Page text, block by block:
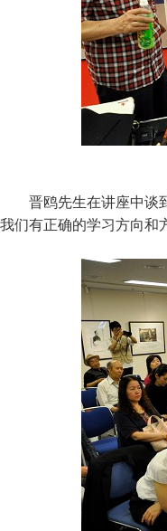
晋鸥先生在讲座中谈
我们有正确的学习方向和